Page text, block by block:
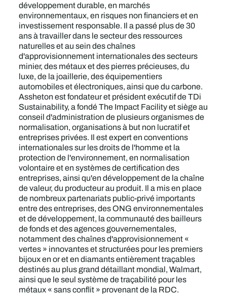
développement durable, en marchés
environnementaux, en risques non financiers et en
investissement responsable. Il a passé plus de 30
ans à travailler dans le secteur des ressources
naturelles et au sein des chaînes
d'approvisionnement internationales des secteurs
minier, des métaux et des pierres précieuses, du
luxe, de la joaillerie, des équipementiers
automobiles et électroniques, ainsi que du carbone.
Assheton est fondateur et président exécutif de TDi
Sustainability, a fondé The Impact Facility et siège au
conseil d'administration de plusieurs organismes de
normalisation, organisations à but non lucratif et
entreprises privées. Il est expert en conventions
internationales sur les droits de l'homme et la
protection de l'environnement, en normalisation
volontaire et en systèmes de certification des
entreprises, ainsi qu'en développement de la chaîne
de valeur, du producteur au produit. Il a mis en place
de nombreux partenariats public-privé importants
entre des entreprises, des ONG environnementales
et de développement, la communauté des bailleurs
de fonds et des agences gouvernementales,
notamment des chaînes d'approvisionnement «
vertes » innovantes et structurées pour les premiers
bijoux en or et en diamants entièrement traçables
destinés au plus grand détaillant mondial, Walmart,
ainsi que le seul système de traçabilité pour les
métaux « sans conflit » provenant de la RDC.